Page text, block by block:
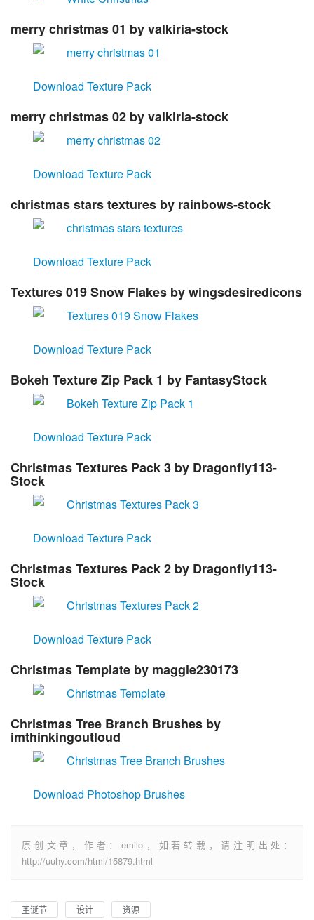
merry christmas 01 by valkiria-stock
Download Texture Pack
merry christmas 02 by valkiria-stock
Download Texture Pack
christmas stars textures by rainbows-stock
Download Texture Pack
Textures 019 Snow Flakes by wingsdesiredicons
Download Texture Pack
Bokeh Texture Zip Pack 1 by FantasyStock
Download Texture Pack
Christmas Textures Pack 3 by Dragonfly113-
Stock
Download Texture Pack
Christmas Textures Pack 2 by Dragonfly113-
Stock
Download Texture Pack
Christmas Template by maggie230173
Christmas Tree Branch Brushes by
imthinkingoutloud
Download Photoshop Brushes
原创文章，作者：emilo，如若转载，请注明出处：
http://uuhy.com/html/15879.html
圣诞节 设计 资源